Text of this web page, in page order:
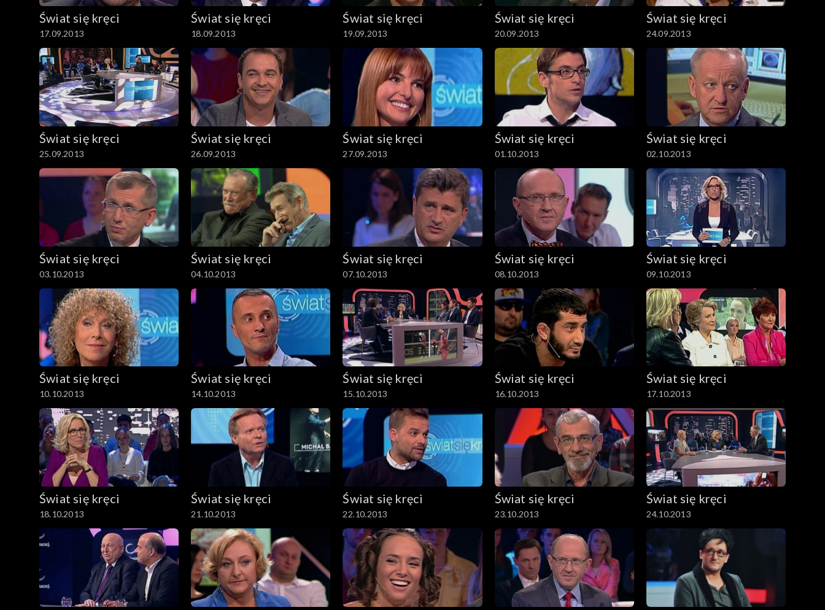
Świat się kręci
17.09.2013
Świat się kręci
18.09.2013
Świat się kręci
19.09.2013
Świat się kręci
20.09.2013
Świat się kręci
24.09.2013
Świat się kręci
25.09.2013
Świat się kręci
26.09.2013
Świat się kręci
27.09.2013
Świat się kręci
01.10.2013
Świat się kręci
02.10.2013
Świat się kręci
03.10.2013
Świat się kręci
04.10.2013
Świat się kręci
07.10.2013
Świat się kręci
08.10.2013
Świat się kręci
09.10.2013
Świat się kręci
10.10.2013
Świat się kręci
14.10.2013
Świat się kręci
15.10.2013
Świat się kręci
16.10.2013
Świat się kręci
17.10.2013
Świat się kręci
18.10.2013
Świat się kręci
21.10.2013
Świat się kręci
22.10.2013
Świat się kręci
23.10.2013
Świat się kręci
24.10.2013